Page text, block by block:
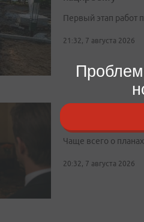
Первый этап работ
21:32, 7 августа 2026
Как уходят из
откровения
Чаще всего о
20:32, 7 августа 2026